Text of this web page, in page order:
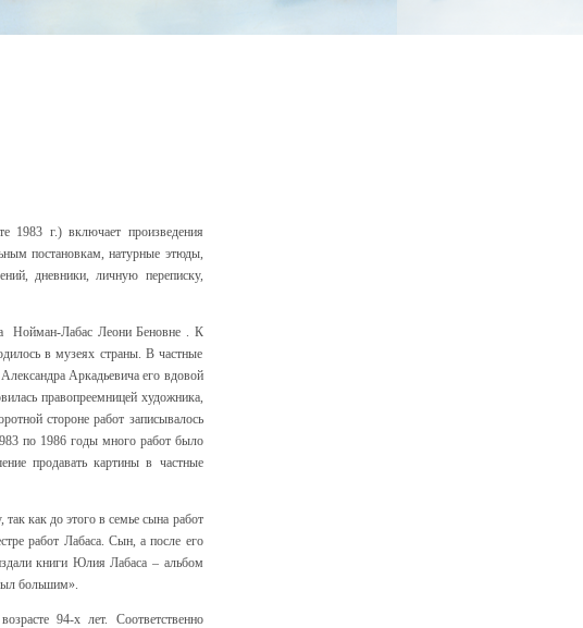
1983 г.) включает произведения
постановкам, натурные этюды,
дневники, личную переписку,
Нойман-Лабас Леони Беновне . К
в музеях страны. В частные
Аркадьевича его вдовой
правопреемницей художника,
стороне работ записывалось
по 1986 годы много работ было
продавать картины в частные
как до этого в семье сына работ
работ Лабаса. Сын, а после его
книги Юлия Лабаса – альбом
большим».
94-х лет. Соответственно